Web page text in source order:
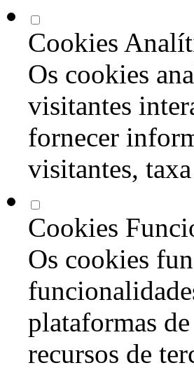
Cookies
Os cookies
visitantes
fornecer
visitantes,
Cookies
Os cookies
plataformas
recursos de